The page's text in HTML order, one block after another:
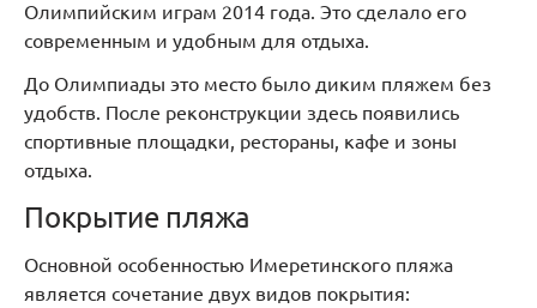
Олимпийским играм 2014 года. Это сделало его
современным и удобным для отдыха.
До Олимпиады это место было диким пляжем без
удобств. После реконструкции здесь появились
спортивные площадки, рестораны, кафе и зоны
отдыха.
Покрытие пляжа
Основной особенностью Имеретинского пляжа
является сочетание двух видов покрытия: